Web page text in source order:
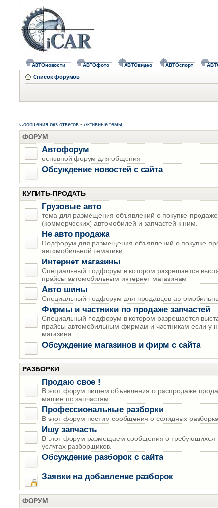
АВТОновости АВТОфото АВТОвидео АВТОспорт
Список форумов
Сообщения без ответов • Активные темы
ФОРУМ
Автофорум
основной форум для общения
Обсуждение новостей с сайта
КУПИТЬ-ПРОДАТЬ
Грузовые авто
тема для размещения объявлений о покупке-продаже
(коммерческих) автомобилей и запчастей к ним.
Не авто продажа
Подфорум для размещения объявлений о покупке
автомобильной тематики.
Интернет магазины
Специальный подфорум в котором разрешается
прайсы автомобильным интернет магазинам
Авто шины
Специальный подфорум для продавцов
Фирмы и частники по продаже запчастей
Специальный подфорум в котором разрешается
прайсы автомобильным фирмам и частникам если у
магазина.
Обсуждение магазинов и фирм с сайта
РАЗБОРКИ
Продаю свое !
В этот форум пишем объявления о распродаже
машин по запчастям.
Профессиональные разборки
В этот форум постим сообщения о солидных
Ищу запчасть
В этот форум размещаем сообщения о требующихся
услугах разборщиков.
Обсуждение разборок с сайта
Заявки на добавление разборок
ФОРУМ